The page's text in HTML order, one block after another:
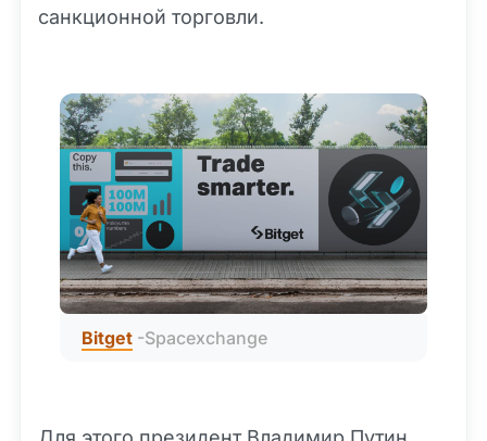
санкционной торговли.
Bitget -Spacexchange